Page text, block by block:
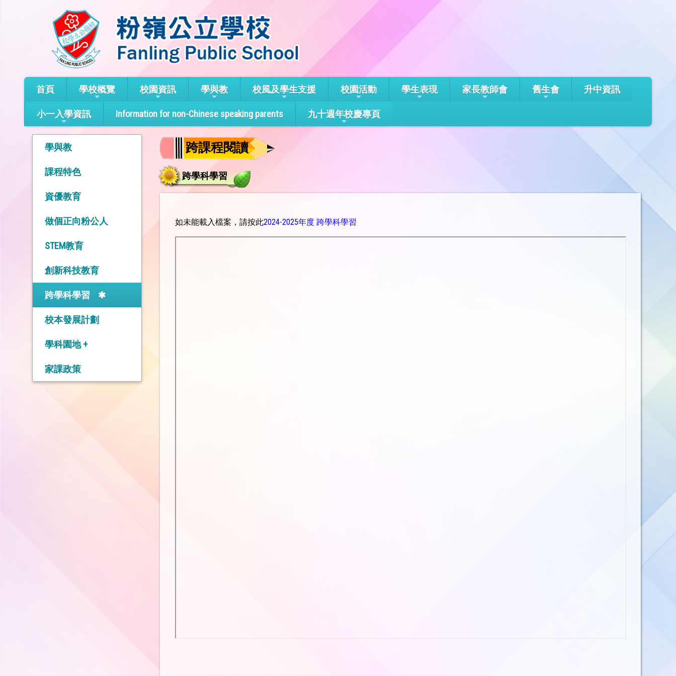
首頁 學校概覽 校園資訊 學與教 校風及學生支援 校園活動 學生表現 家長教師會 舊生會 升中資訊
小一入學資訊 Information for non-Chinese speaking parents 九十週年校慶專頁
學與教
課程特色
資優教育
做個正向粉公人
STEM教育
創新科技教育
跨學科學習
校本發展計劃
學科園地 +
中 文 科
數 學 科
家課政策
跨課程閱讀
跨學科學習
如未能載入檔案，請按此2024-2025年度 跨學科學習